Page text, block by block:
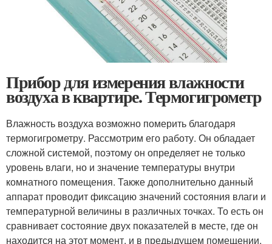
Прибор для измерения влажности
воздуха в квартире. Термогигрометр
Влажность воздуха возможно померить благодаря
термогигрометру. Рассмотрим его работу. Он обладает
сложной системой, поэтому он определяет не только
уровень влаги, но и значение температуры внутри
комнатного помещения. Также дополнительно данный
аппарат проводит фиксацию значений состояния влаги и
температурной величины в различных точках. То есть он
сравнивает состояние двух показателей в месте, где он
находится на этот момент, и в предыдущем помещении.